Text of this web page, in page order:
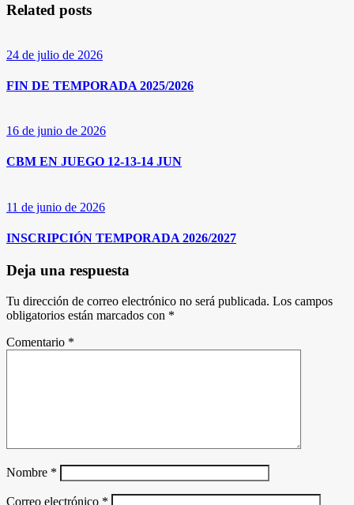
Related posts
24 de julio de 2026
FIN DE TEMPORADA 2025/2026
16 de junio de 2026
CBM EN JUEGO 12-13-14 JUN
11 de junio de 2026
INSCRIPCIÓN TEMPORADA 2026/2027
Deja una respuesta
Tu dirección de correo electrónico no será publicada. Los campos
obligatorios están marcados con *
Comentario *
Nombre *
Correo electrónico *